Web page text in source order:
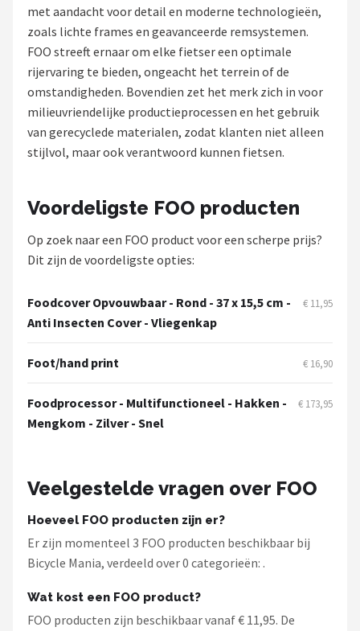
Mountainbikes
Shop
POPULAIRE MERKEN
Basil
Volare
ABUS
New Looxs
BBB Cycling
Schwalbe
Cortina
Alle merken →
met aandacht voor detail en moderne technologieën,
zoals lichte frames en geavanceerde remsystemen.
FOO streeft ernaar om elke fietser een optimale
rijervaring te bieden, ongeacht het terrein of de
omstandigheden. Bovendien zet het merk zich in voor
milieuvriendelijke productieprocessen en het gebruik
van gerecyclede materialen, zodat klanten niet alleen
stijlvol, maar ook verantwoord kunnen fietsen.
Voordeligste FOO producten
Op zoek naar een FOO product voor een scherpe prijs?
Dit zijn de voordeligste opties:
Foodcover Opvouwbaar - Rond - 37 x 15,5 cm -
Anti Insecten Cover - Vliegenkap
€ 11,95
Foot/hand print € 16,90
Foodprocessor - Multifunctioneel - Hakken -
Mengkom - Zilver - Snel
€ 173,95
Veelgestelde vragen over FOO
Hoeveel FOO producten zijn er?
Er zijn momenteel 3 FOO producten beschikbaar bij
Bicycle Mania, verdeeld over 0 categorieën: .
Wat kost een FOO product?
FOO producten zijn beschikbaar vanaf € 11,95. De